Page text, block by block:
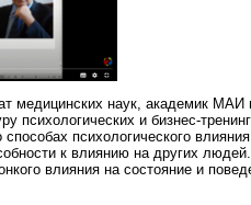
медицинских наук, академик
психологических и бизнес-
способах психологического
к влиянию на других
влияния на состояние и